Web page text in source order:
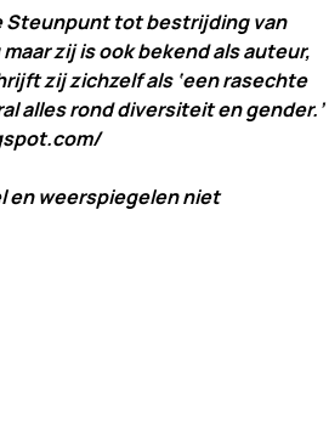
Steunpunt tot bestrijding van
zij is ook bekend als auteur,
zij zichzelf als ‘een rasechte
alles rond diversiteit en gender.’
en weerspiegelen niet